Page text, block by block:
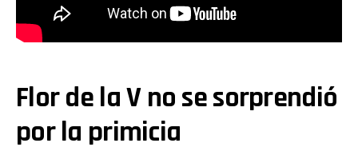
Flor de la V no se sorprendió
por la primicia